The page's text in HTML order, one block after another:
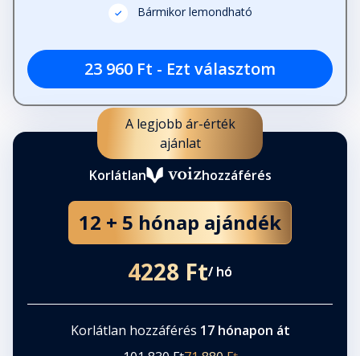
Fejezet hossza: 00:07:15
Erdőn innen, vízen túl
Utóhang
Fejezet hossza: 00:20:05
Bármikor lemondható
23 960 Ft - Ezt választom
A legjobb ár-érték
ajánlat
Korlátlan
hozzáférés
12 + 5 hónap ajándék
4228 Ft/ hó
Korlátlan hozzáférés 17 hónapon át